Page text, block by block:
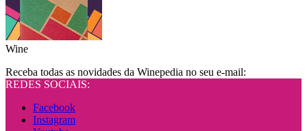
Wine
Receba todas as novidades da Winepedia no seu e-mail:
REDES SOCIAIS:
Facebook
Instagram